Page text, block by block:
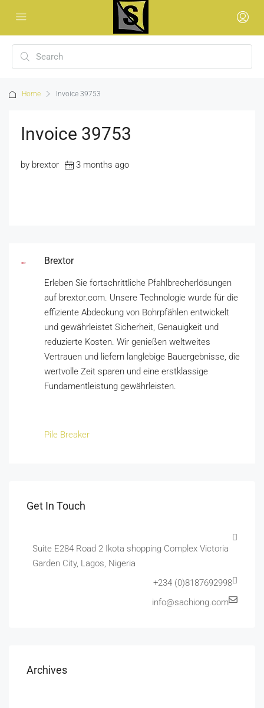
Home Invoice 39753
Invoice 39753
by brextor 3 months ago
Brextor
Erleben Sie fortschrittliche Pfahlbrecherlösungen
auf brextor.com. Unsere Technologie wurde für die
effiziente Abdeckung von Bohrpfählen entwickelt
und gewährleistet Sicherheit, Genauigkeit und
reduzierte Kosten. Wir genießen weltweites
Vertrauen und liefern langlebige Bauergebnisse, die
wertvolle Zeit sparen und eine erstklassige
Fundamentleistung gewährleisten.
Pile Breaker
Get In Touch
Suite E284 Road 2 Ikota shopping Complex Victoria
Garden City, Lagos, Nigeria
+234 (0)8187692998
info@sachiong.com
Archives